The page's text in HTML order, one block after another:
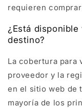
requieren
¿Está
destino?
La cobertura para
proveedor y la
en el sitio web de
mayoría de los